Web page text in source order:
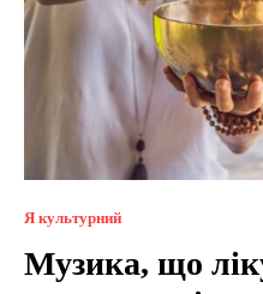
Я культурний
Музика, що